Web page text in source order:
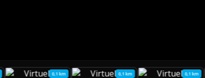
0,1 km 0,1 km 0,1 km